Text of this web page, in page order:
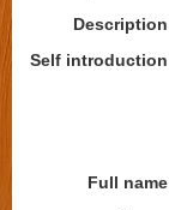
Description
Self introduction
Full name